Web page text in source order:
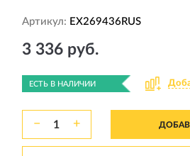
Артикул: EX269436RUS
3 336 руб.
ЕСТЬ В НАЛИЧИИ
− +